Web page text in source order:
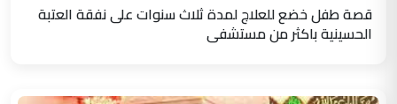
قصة طفل خضع للعلاج لمدة ثلاث سنوات على نفقة العتبة
الحسينية باكثر من مستشفى